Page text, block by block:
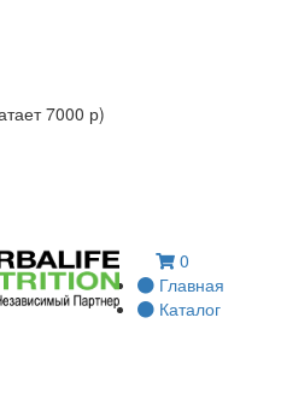
7000 р)
0
Главная
Каталог